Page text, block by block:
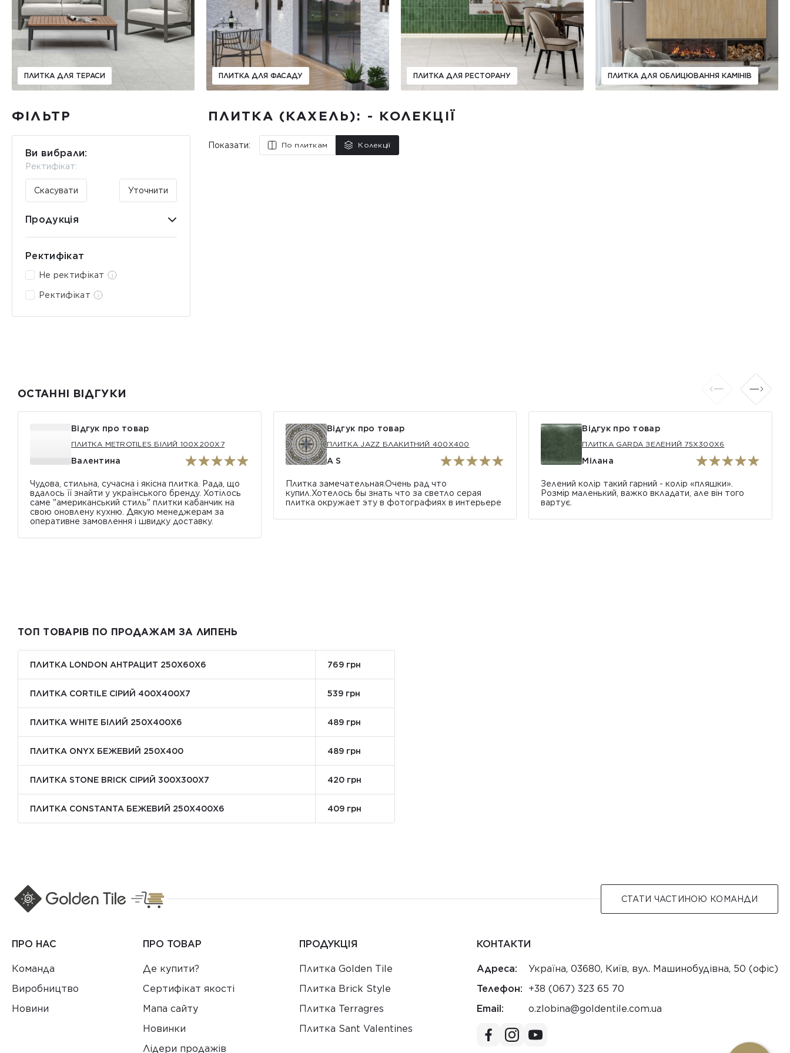
ПЛИТКА ДЛЯ ТЕРАСИ ПЛИТКА ДЛЯ ФАСАДУ ПЛИТКА ДЛЯ РЕСТОРАНУ ПЛИТКА ДЛЯ ОБЛИЦЮВАННЯ КАМІНІВ
ФІЛЬТР
Ви вибрали:
Ректифікат:
Скасувати Уточнити
Продукція
Ректифікат
Не ректифікат
Ректифікат
ПЛИТКА (КАХЕЛЬ): - КОЛЕКЦІЇ
Показати: По плиткам Колекції
ОСТАННІ ВІДГУКИ
Відгук про товар
ПЛИТКА METROTILES БІЛИЙ 100X200X7
Валентина
Чудова, стильна, сучасна і якісна плитка. Рада, що
вдалось її знайти у українського бренду. Хотілось
саме "американський стиль" плитки кабанчик на
свою оновлену кухню. Дякую менеджерам за
оперативне замовлення і швидку доставку.
Відгук про товар
ПЛИТКА JAZZ БЛАКИТНИЙ 400Х400
A S
Плитка замечательная.Очень рад что
купил.Хотелось бы знать что за светло серая
плитка окружает эту в фотографиях в интерьере
Відгук про товар
ПЛИТКА GARDA ЗЕЛЕНИЙ 75X300X6
Мілана
Зелений колір такий гарний - колір «пляшки».
Розмір маленький, важко вкладати, але він того
вартує.
ТОП ТОВАРІВ ПО ПРОДАЖАМ ЗА ЛИПЕНЬ
ПЛИТКА LONDON АНТРАЦИТ 250Х60Х6 769 грн
ПЛИТКА CORTILE СІРИЙ 400X400X7 539 грн
ПЛИТКА WHITE БІЛИЙ 250Х400Х6 489 грн
ПЛИТКА ONYX БЕЖЕВИЙ 250X400 489 грн
ПЛИТКА STONE BRICK СІРИЙ 300Х300X7 420 грн
ПЛИТКА CONSTANTA БЕЖЕВИЙ 250Х400X6 409 грн
СТАТИ ЧАСТИНОЮ КОМАНДИ
ПРО НАС
Команда
Виробництво
Новини
ПРО ТОВАР
Де купити?
Сертифікат якості
Мапа сайту
Новинки
Лідери продажів
ПРОДУКЦІЯ
Плитка Golden Tile
Плитка Brick Style
Плитка Terragres
Плитка Sant Valentines
КОНТАКТИ
Адреса:
Україна, 03680, Київ, вул. Машинобудівна, 50 (офіс)
Телефон:
+38 (067) 323 65 70
Email:
au.moc.elitnedlog@anibolz.o